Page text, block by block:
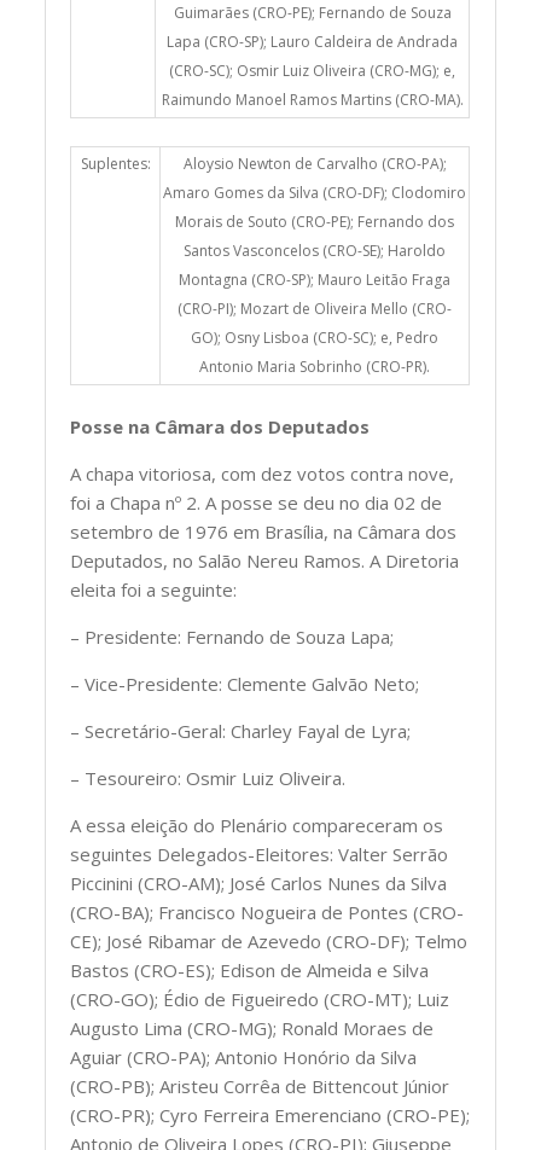
Guimarães (CRO-PE); Fernando de Souza
Lapa (CRO-SP); Lauro Caldeira de Andrada
(CRO-SC); Osmir Luiz Oliveira (CRO-MG); e,
Raimundo Manoel Ramos Martins (CRO-MA).
Suplentes:
Aloysio Newton de Carvalho (CRO-PA);
Amaro Gomes da Silva (CRO-DF); Clodomiro
Morais de Souto (CRO-PE); Fernando dos
Santos Vasconcelos (CRO-SE); Haroldo
Montagna (CRO-SP); Mauro Leitão Fraga
(CRO-PI); Mozart de Oliveira Mello (CRO-
GO); Osny Lisboa (CRO-SC); e, Pedro
Antonio Maria Sobrinho (CRO-PR).
Posse na Câmara dos Deputados
A chapa vitoriosa, com dez votos contra nove,
foi a Chapa nº 2. A posse se deu no dia 02 de
setembro de 1976 em Brasília, na Câmara dos
Deputados, no Salão Nereu Ramos. A Diretoria
eleita foi a seguinte:
– Presidente: Fernando de Souza Lapa;
– Vice-Presidente: Clemente Galvão Neto;
– Secretário-Geral: Charley Fayal de Lyra;
– Tesoureiro: Osmir Luiz Oliveira.
A essa eleição do Plenário compareceram os
seguintes Delegados-Eleitores: Valter Serrão
Piccinini (CRO-AM); José Carlos Nunes da Silva
(CRO-BA); Francisco Nogueira de Pontes (CRO-
CE); José Ribamar de Azevedo (CRO-DF); Telmo
Bastos (CRO-ES); Edison de Almeida e Silva
(CRO-GO); Édio de Figueiredo (CRO-MT); Luiz
Augusto Lima (CRO-MG); Ronald Moraes de
Aguiar (CRO-PA); Antonio Honório da Silva
(CRO-PB); Aristeu Corrêa de Bittencout Júnior
(CRO-PR); Cyro Ferreira Emerenciano (CRO-PE);
Antonio de Oliveira Lopes (CRO-PI); Giuseppe